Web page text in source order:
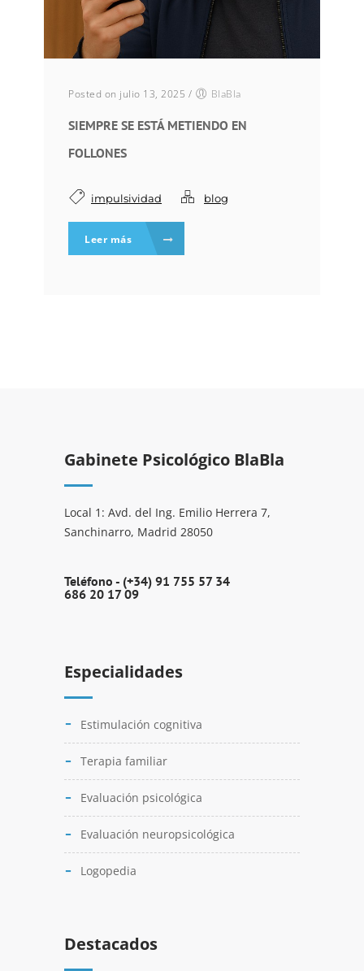
Posted on julio 13, 2025 / BlaBla
SIEMPRE SE ESTÁ METIENDO EN
FOLLONES
impulsividad blog
Leer más
Gabinete Psicológico BlaBla
Local 1: Avd. del Ing. Emilio Herrera 7,
Sanchinarro, Madrid 28050
Teléfono - (+34) 91 755 57 34
686 20 17 09
Especialidades
Estimulación cognitiva
Terapia familiar
Evaluación psicológica
Evaluación neuropsicológica
Logopedia
Destacados